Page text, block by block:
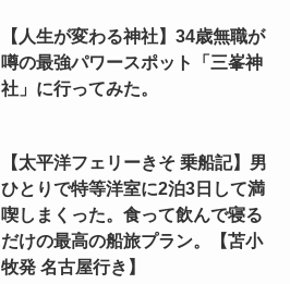
【人生が変わる神社】34歳無職が
噂の最強パワースポット「三峯神
社」に行ってみた。
【太平洋フェリーきそ 乗船記】男
ひとりで特等洋室に2泊3日して満
喫しまくった。食って飲んで寝る
だけの最高の船旅プラン。【苫小
牧発 名古屋行き】